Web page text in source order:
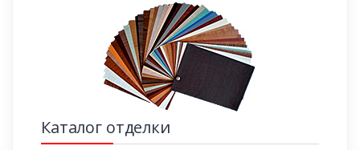
Каталог отделки